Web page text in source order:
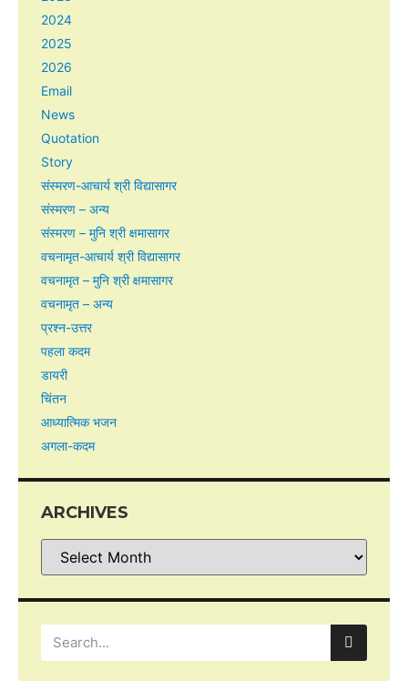
2024
2025
2026
Email
News
Quotation
Story
संस्मरण-आचार्य श्री विद्यासागर
संस्मरण – अन्य
संस्मरण – मुनि श्री क्षमासागर
वचनामृत-आचार्य श्री विद्यासागर
वचनामृत – मुनि श्री क्षमासागर
वचनामृत – अन्य
प्रश्न-उत्तर
पहला कदम
डायरी
चिंतन
आध्यात्मिक भजन
अगला-कदम
ARCHIVES